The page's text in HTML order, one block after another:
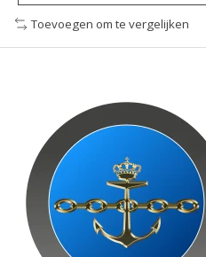
Toevoegen om te vergelijken